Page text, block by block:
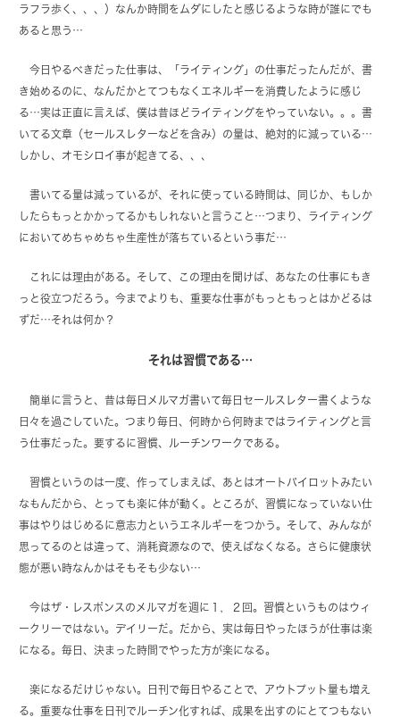
ラフラ歩く、、、）なんか時間をムダにしたと感じるような時が誰にでも
あると思う…
今日やるべきだった仕事は、「ライティング」の仕事だったんだが、書
き始めるのに、なんだかとてつもなくエネルギーを消費したように感じ
る…実は正直に言えば、僕は昔ほどライティングをやっていない。。。書
いてる文章（セールスレターなどを含み）の量は、絶対的に減っている…
しかし、オモシロイ事が起きてる、、、
書いてる量は減っているが、それに使っている時間は、同じか、もしか
したらもっとかかってるかもしれないと言うこと…つまり、ライティング
においてめちゃめちゃ生産性が落ちているという事だ…
これには理由がある。そして、この理由を聞けば、あなたの仕事にもき
っと役立つだろう。今までよりも、重要な仕事がもっともっとはかどるは
ずだ…それは何か？
それは習慣である…
簡単に言うと、昔は毎日メルマガ書いて毎日セールスレター書くような
日々を過ごしていた。つまり毎日、何時から何時まではライティングと言
う仕事だった。要するに習慣、ルーチンワークである。
習慣というのは一度、作ってしまえば、あとはオートパイロットみたい
なもんだから、とっても楽に体が動く。ところが、習慣になっていない仕
事はやりはじめるに意志力というエネルギーをつかう。そして、みんなが
思ってるのとは違って、消耗資源なので、使えばなくなる。さらに健康状
態が悪い時なんかはそもそも少ない…
今はザ・レスポンスのメルマガを週に１，２回。習慣というものはウィ
ークリーではない。デイリーだ。だから、実は毎日やったほうが仕事は楽
になる。毎日、決まった時間でやった方が楽になる。
楽になるだけじゃない。日刊で毎日やることで、アウトプット量も増え
る。重要な仕事を日刊でルーチン化すれば、成果を出すのにとてつもない